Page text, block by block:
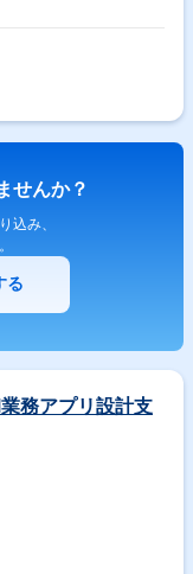
せんか？
込み、
る
務アプリ設計支